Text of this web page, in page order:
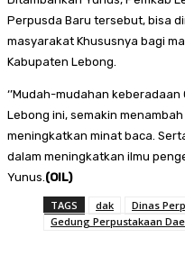
Perpusda Baru tersebut, bisa
masyarakat Khususnya bagi
Kabupaten Lebong.
‘’Mudah-mudahan
Lebong ini, semakin
meningkatkan minat baca.
dalam meningkatkan ilmu
Yunus.(OIL)
TAGS dak
Dinas
Gedung Perpustakaan